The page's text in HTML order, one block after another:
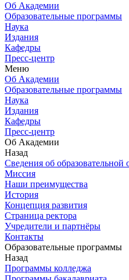
Об Академии
Образовательные программы
Наука
Издания
Кафедры
Пресс-центр
Меню
Об Академии
Образовательные программы
Наука
Издания
Кафедры
Пресс-центр
Об Академии
Назад
Сведения об образовательной
Миссия
Наши преимущества
История
Концепция развития
Страница ректора
Учредители и партнёры
Контакты
Образовательные программы
Назад
Программы колледжа